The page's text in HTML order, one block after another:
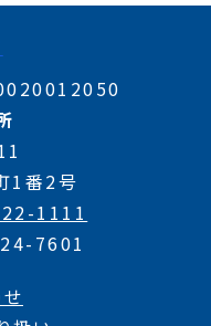
1番2号
1111
7601